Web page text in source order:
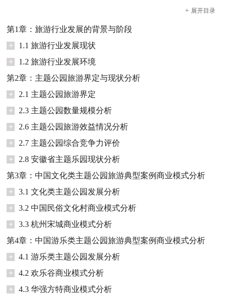
+ 展开目录
第1章：旅游行业发展的背景与阶段
+
1.1 旅游行业发展现状
+
1.2 旅游行业发展环境
第2章：主题公园旅游界定与现状分析
+
2.1 主题公园旅游界定
+
2.3 主题公园数量规模分析
+
2.6 主题公园旅游效益情况分析
+
2.7 主题公园综合竞争力评价
+
2.8 安徽省主题乐园现状分析
第3章：中国文化类主题公园旅游典型案例商业模式分析
+
3.1 文化类主题公园发展分析
+
3.2 中国民俗文化村商业模式分析
+
3.3 杭州宋城商业模式分析
第4章：中国游乐类主题公园旅游典型案例商业模式分析
+
4.1 游乐类主题公园发展分析
+
4.2 欢乐谷商业模式分析
+
4.3 华强方特商业模式分析